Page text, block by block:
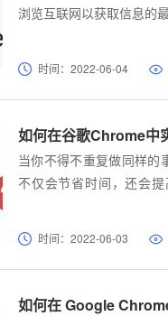
浏览互联网以获取信息的
时间：2022-06-04
如何在谷歌Chrome中
当你不得不重复做同样
不仅会节省时间，还会
时间：2022-06-03
如何在 Google